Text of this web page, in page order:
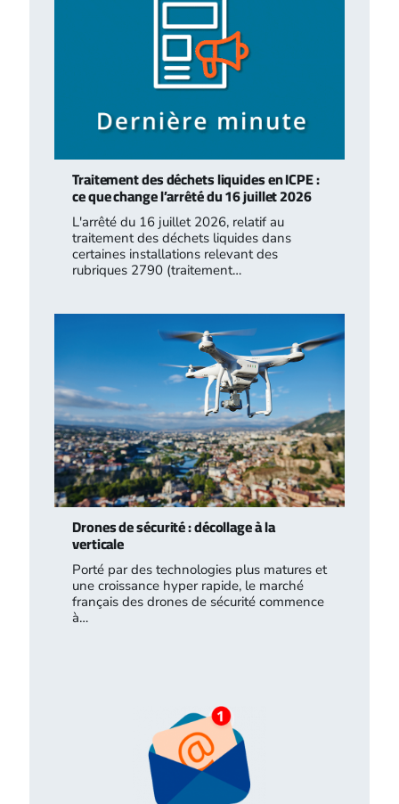
Traitement des déchets liquides en ICPE :
ce que change l’arrêté du 16 juillet 2026
L'arrêté du 16 juillet 2026, relatif au
traitement des déchets liquides dans
certaines installations relevant des
rubriques 2790 (traitement…
Drones de sécurité : décollage à la
verticale
Porté par des technologies plus matures et
une croissance hyper rapide, le marché
français des drones de sécurité commence
à…